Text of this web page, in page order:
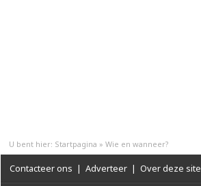
U bent hier: Startpagina » Wie en wanneer?
Contacteer ons | Adverteer | Over deze site